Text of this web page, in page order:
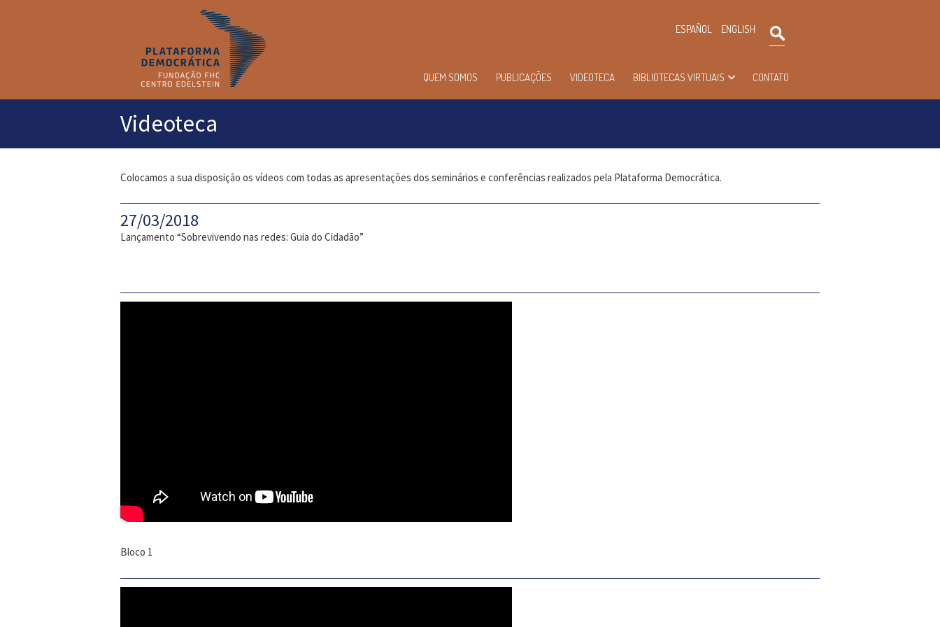
ESPAÑOL ENGLISH
QUEM SOMOS PUBLICAÇÕES VIDEOTECA BIBLIOTECAS VIRTUAIS CONTATO
Videoteca
Colocamos a sua disposição os vídeos com todas as apresentações dos seminários e conferências realizados pela Plataforma Democrática.
27/03/2018
Lançamento “Sobrevivendo nas redes: Guia do Cidadão”
Bloco 1